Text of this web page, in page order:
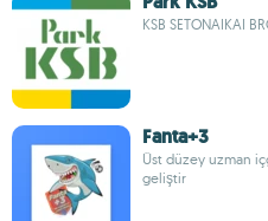
KSB SETONAIKAI
Fanta+3
Üst düzey uzman
geliştir